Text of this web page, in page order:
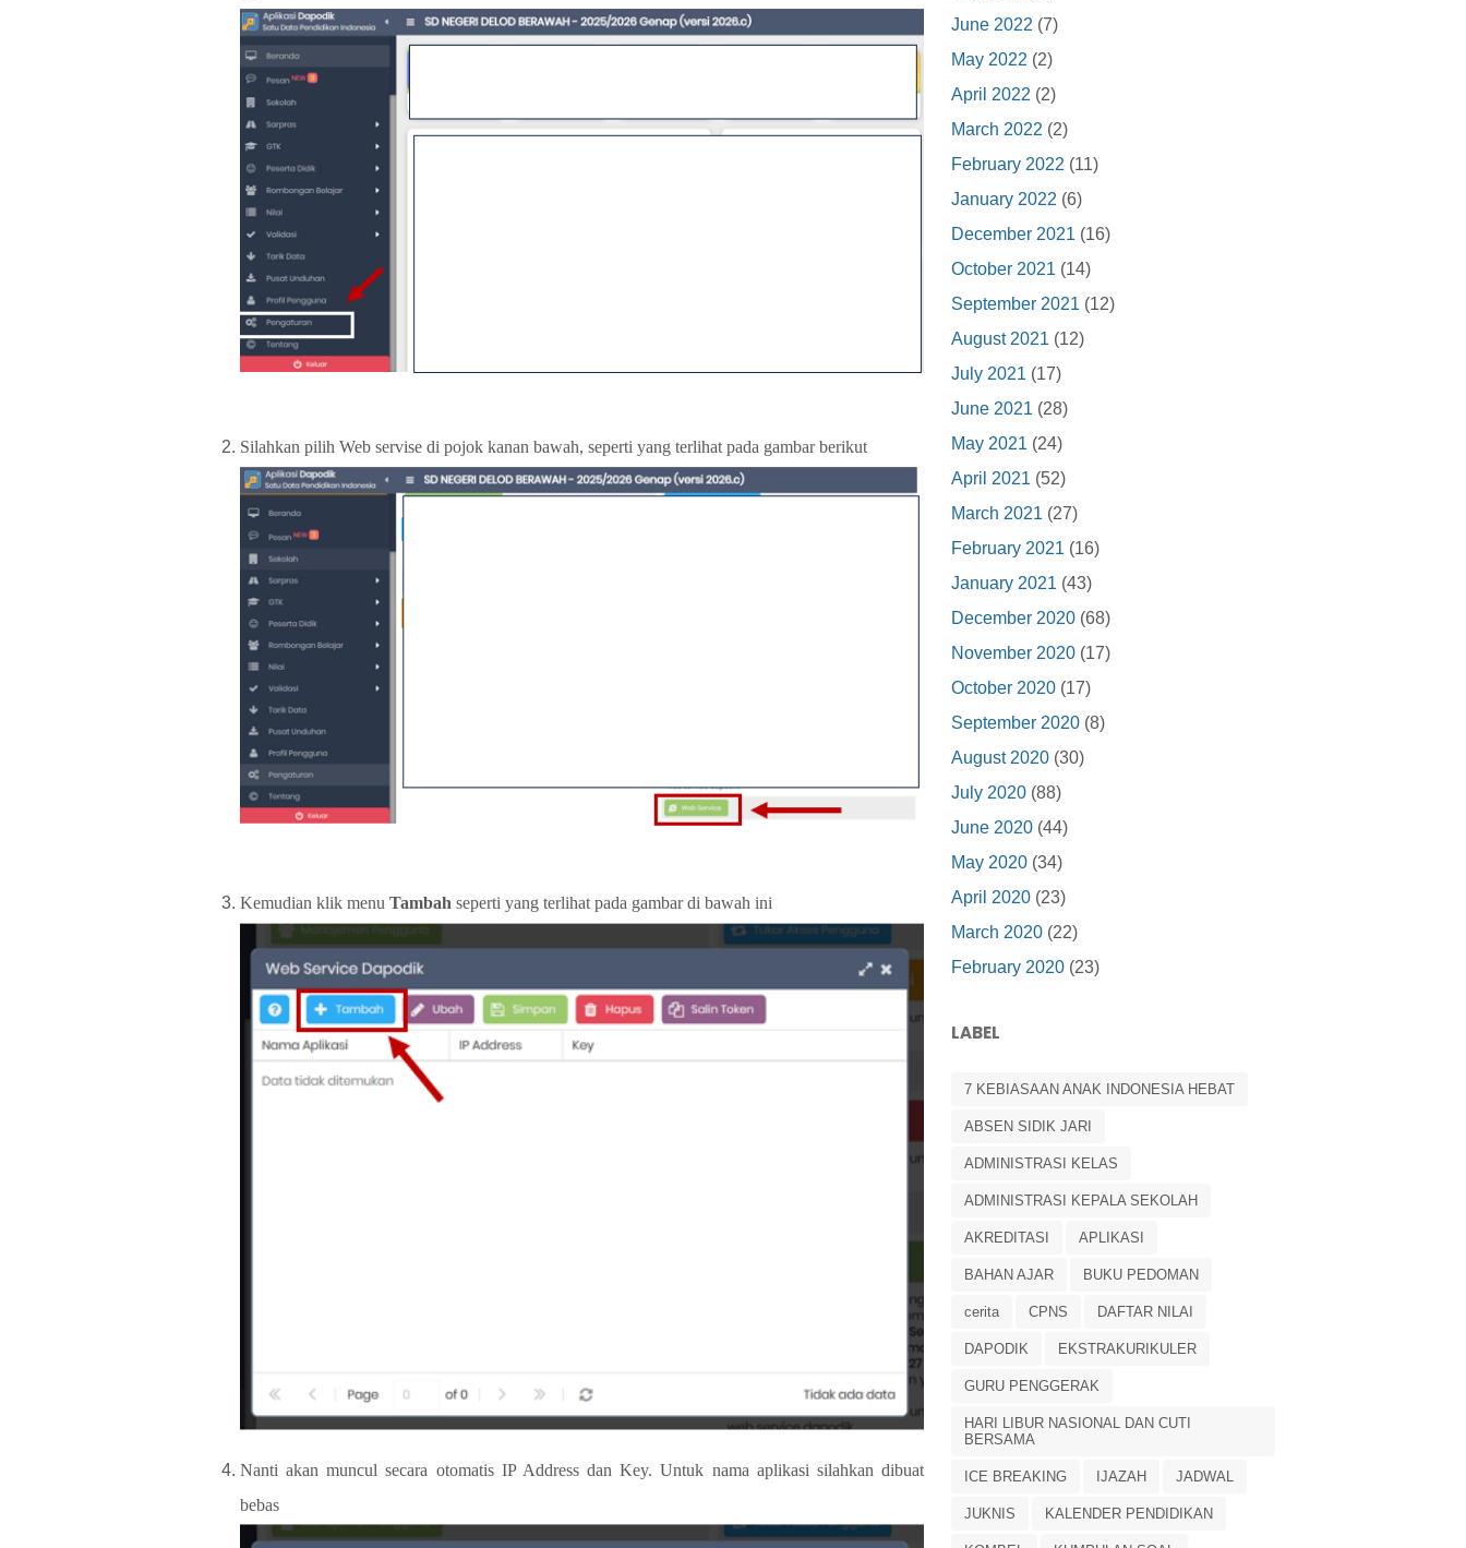
Silahkan pilih Web servise di pojok kanan bawah, seperti yang terlihat pada gambar berikut
Kemudian klik menu Tambah seperti yang terlihat pada gambar di bawah ini
Nanti akan muncul secara otomatis IP Address dan Key. Untuk nama aplikasi silahkan dibuat
bebas
June 2022 (7)
May 2022 (2)
April 2022 (2)
March 2022 (2)
February 2022 (11)
January 2022 (6)
December 2021 (16)
October 2021 (14)
September 2021 (12)
August 2021 (12)
July 2021 (17)
June 2021 (28)
May 2021 (24)
April 2021 (52)
March 2021 (27)
February 2021 (16)
January 2021 (43)
December 2020 (68)
November 2020 (17)
October 2020 (17)
September 2020 (8)
August 2020 (30)
July 2020 (88)
June 2020 (44)
May 2020 (34)
April 2020 (23)
March 2020 (22)
February 2020 (23)
LABEL
7 KEBIASAAN ANAK INDONESIA HEBAT
ABSEN SIDIK JARI
ADMINISTRASI KELAS
ADMINISTRASI KEPALA SEKOLAH
AKREDITASI APLIKASI
BAHAN AJAR BUKU PEDOMAN
cerita CPNS DAFTAR NILAI
DAPODIK EKSTRAKURIKULER
GURU PENGGERAK
HARI LIBUR NASIONAL DAN CUTI
BERSAMA
ICE BREAKING IJAZAH JADWAL
JUKNIS KALENDER PENDIDIKAN